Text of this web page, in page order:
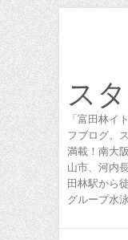
ス
「富田林イ
フブログ。
満載！南大
山市、河内
田林駅から
グループ水